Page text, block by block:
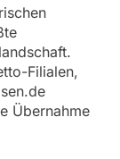
Filialen,
Übernahme